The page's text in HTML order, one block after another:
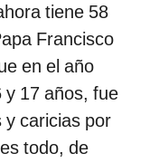
tiene 58
Francisco
en el año
y 17 años, fue
caricias por
todo, de